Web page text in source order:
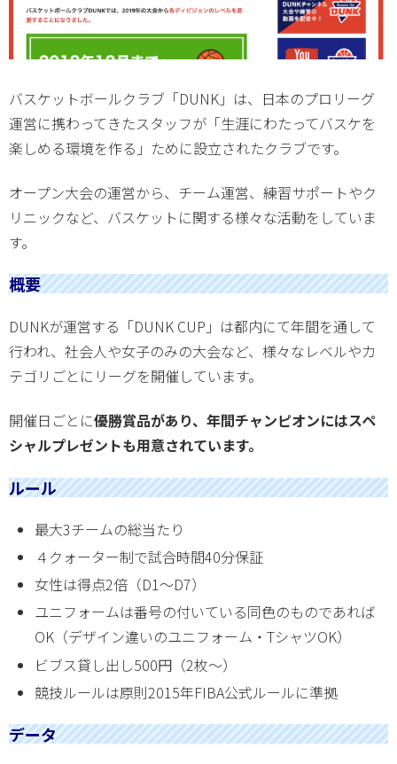
バスケットボールクラブ「DUNK」は、日本のプロリーグ
運営に携わってきたスタッフが「生涯にわたってバスケを
楽しめる環境を作る」ために設立されたクラブです。
オープン大会の運営から、チーム運営、練習サポートやク
リニックなど、バスケットに関する様々な活動をしていま
す。
概要
DUNKが運営する「DUNK CUP」は都内にて年間を通して
行われ、社会人や女子のみの大会など、様々なレベルやカ
テゴリごとにリーグを開催しています。
開催日ごとに優勝賞品があり、年間チャンピオンにはスペ
シャルプレゼントも用意されています。
ルール
最大3チームの総当たり
４クォーター制で試合時間40分保証
女性は得点2倍（D1〜D7）
ユニフォームは番号の付いている同色のものであれば
OK（デザイン違いのユニフォーム・TシャツOK）
ビブス貸し出し500円（2枚～）
競技ルールは原則2015年FIBA公式ルールに準拠
データ